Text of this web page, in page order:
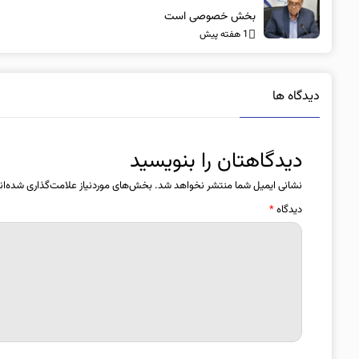
بخش خصوصی است
1 هفته پیش
دیدگاه ها
دیدگاهتان را بنویسید
نشانی ایمیل شما منتشر نخواهد شد. بخش‌های موردنیاز علامت‌گذاری
دیدگاه*